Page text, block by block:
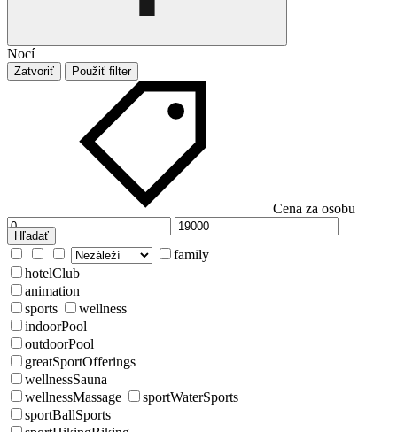
Nocí
Zatvoriť Použiť filter
Cena za osobu
Hľadať
family
hotelClub
animation
sports
wellness
indoorPool
outdoorPool
greatSportOfferings
wellnessSauna
wellnessMassage
sportWaterSports
sportBallSports